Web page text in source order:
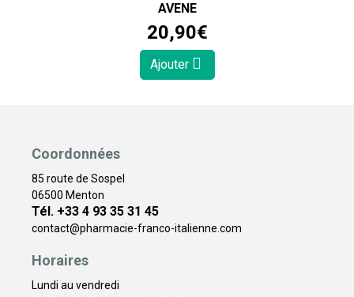
AVENE
20,90€
Ajouter
Coordonnées
85 route de Sospel
06500 Menton
Tél. +33 4 93 35 31 45
contact@pharmacie-franco-italienne.com
Horaires
Lundi au vendredi